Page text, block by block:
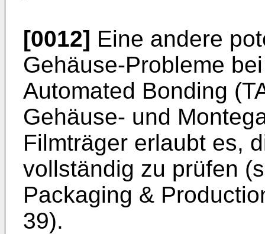
[0012] Eine andere
Gehäuse-Probleme
Automated Bonding
Gehäuse- und
Filmträger erlaubt es,
vollständig zu prüfen
Packaging &
39).